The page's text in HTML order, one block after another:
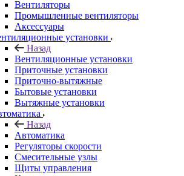
Вентиляторы
Промышленные вентиляторы
Аксессуары
установки
Назад
Вентиляционные установки
Приточные установки
Приточно-вытяжные
Бытовые установки
Вытяжные установки
Назад
Автоматика
Регуляторы скорости
Смесительные узлы
Щиты управления